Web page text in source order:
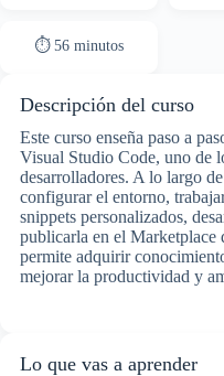
⏱ 56 minutos
Descripción del curso
Este curso enseña paso a
Visual Studio Code, uno de
desarrolladores. A lo largo
configurar el entorno,
snippets personalizados,
publicarla en el Marketplace
permite adquirir
mejorar la productividad y
Lo que vas a aprender